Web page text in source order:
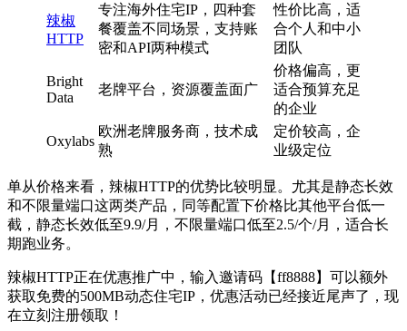
辣椒
HTTP
专注海外住宅IP，四种套
餐覆盖不同场景，支持账
密和API两种模式
性价比高，适
合个人和中小
团队
Bright
Data
老牌平台，资源覆盖面广
价格偏高，更
适合预算充足
的企业
Oxylabs
欧洲老牌服务商，技术成
熟
定价较高，企
业级定位
单从价格来看，辣椒HTTP的优势比较明显。尤其是静态长效
和不限量端口这两类产品，同等配置下价格比其他平台低一
截，静态长效低至9.9/月，不限量端口低至2.5/个/月，适合长
期跑业务。
辣椒HTTP正在优惠推广中，输入邀请码【ff8888】可以额外
获取免费的500MB动态住宅IP，优惠活动已经接近尾声了，现
在立刻注册领取！